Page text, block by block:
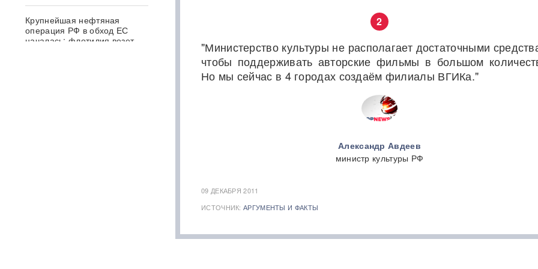
Крупнейшая нефтяная
операция РФ в обход ЕС
началась: флотилия везет
2
"Министерство культуры не располагает достаточными
чтобы поддерживать авторские фильмы в большом
Но мы сейчас в 4 городах создаём филиалы ВГИКа."
Александр Авдеев
министр культуры РФ
09 ДЕКАБРЯ 2011
ИСТОЧНИК: АРГУМЕНТЫ И ФАКТЫ